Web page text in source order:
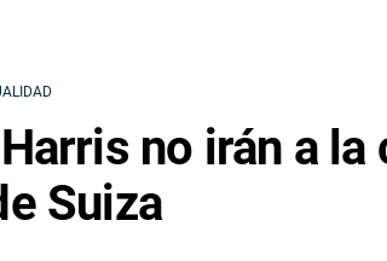
no irán a la
Suiza